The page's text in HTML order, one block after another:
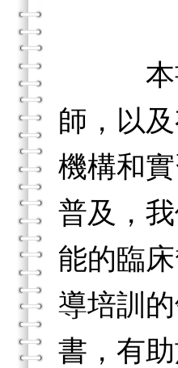
本書
師，以
機構和
普及，
能的臨
導培訓
書，有